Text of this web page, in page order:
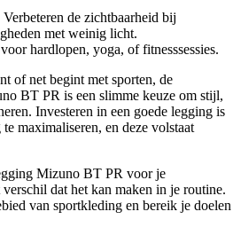
Verbeteren de zichtbaarheid bij
met weinig licht.
hardlopen, yoga, of fitnesssessies.
of net begint met sporten, de
BT PR is een slimme keuze om stijl,
Investeren in een goede legging is
maximaliseren, en deze volstaat
Mizuno BT PR voor je
verschil dat het kan maken in je routine.
van sportkleding en bereik je doelen